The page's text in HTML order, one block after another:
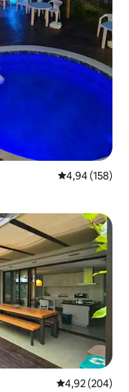
Prosječna
4,94 (158)
Prosječna
4,92 (204)